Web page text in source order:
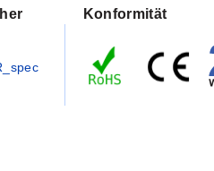
25 mA
wählbare Schaltzustände NO oder
bis 80 °C (-40 bis 176 °F)
Konformität